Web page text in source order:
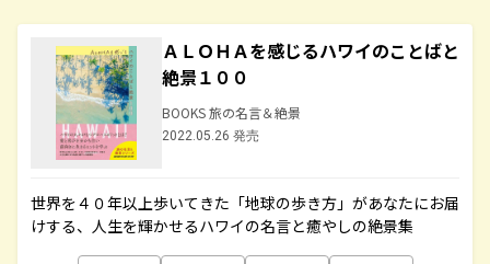
ＡＬＯＨＡを感じるハワイのことばと
絶景１００
BOOKS 旅の名言＆絶景
2022.05.26 発売
世界を４０年以上歩いてきた「地球の歩き方」があなたにお届
けする、人生を輝かせるハワイの名言と癒やしの絶景集